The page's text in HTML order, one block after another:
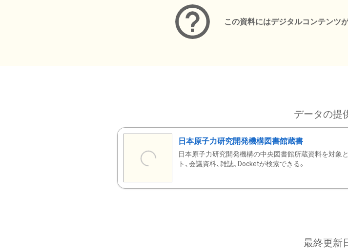
この資料にはデジタルコンテンツ
データの提
日本原子力研究開発機構図書館蔵書
日本原子力研究開発機構の中央図書館所蔵資料を対象
ト、会議資料、雑誌、Docketが検索できる。
最終更新